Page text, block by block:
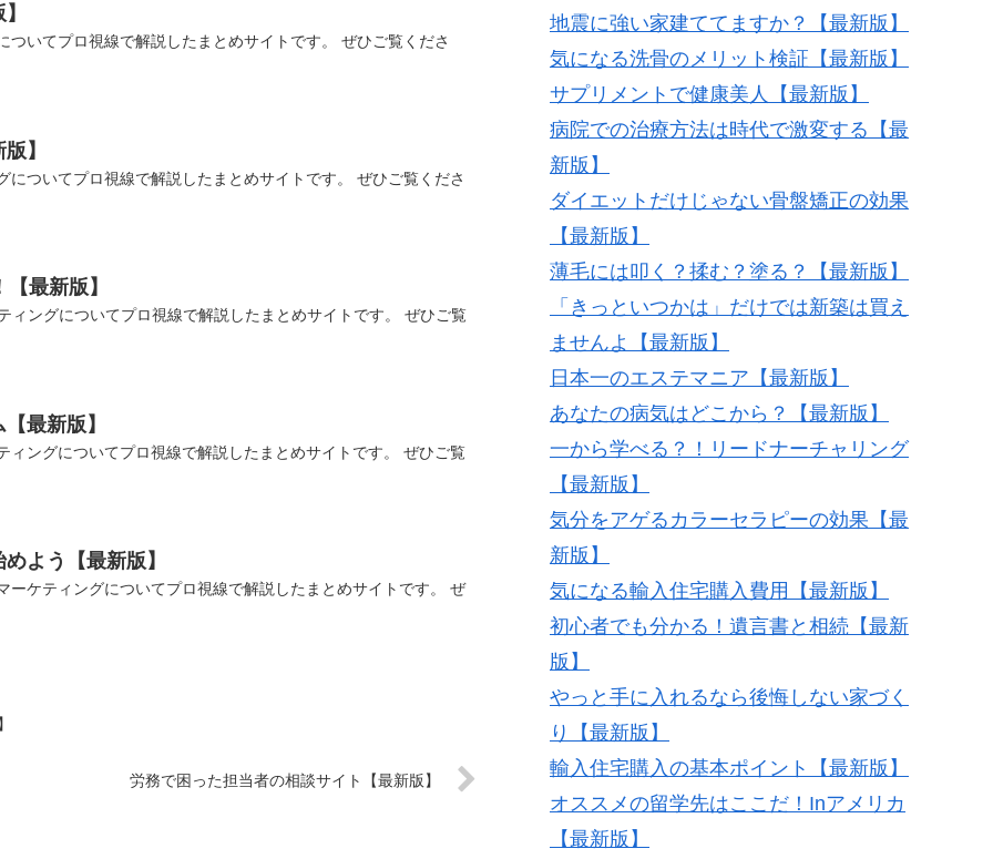
いてプロ視線で解説したまとめサイトです。 ぜひご覧くださ
】
ついてプロ視線で解説したまとめサイトです。 ぜひご覧くださ
最新版】
ィングについてプロ視線で解説したまとめサイトです。 ぜひご覧
最新版】
ングについてプロ視線で解説したまとめサイトです。 ぜひご覧
よう【最新版】
ケティングについてプロ視線で解説したまとめサイトです。 ぜ
労務で困った担当者の相談サイト【最新版】
地震に強い家建ててますか？【最新版】
気になる洗骨のメリット検証【最新版】
サプリメントで健康美人【最新版】
病院での治療方法は時代で激変する【最
新版】
ダイエットだけじゃない骨盤矯正の効果
【最新版】
薄毛には叩く？揉む？塗る？【最新版】
「きっといつかは」だけでは新築は買え
ませんよ【最新版】
日本一のエステマニア【最新版】
あなたの病気はどこから？【最新版】
一から学べる？！リードナーチャリング
【最新版】
気分をアゲるカラーセラピーの効果【最
新版】
気になる輸入住宅購入費用【最新版】
初心者でも分かる！遺言書と相続【最新
版】
やっと手に入れるなら後悔しない家づく
り【最新版】
輸入住宅購入の基本ポイント【最新版】
オススメの留学先はここだ！Inアメリカ
【最新版】